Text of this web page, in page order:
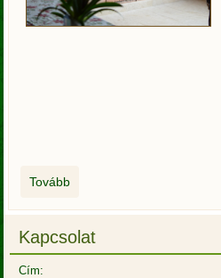
Tovább
Kapcsolat
Cím: